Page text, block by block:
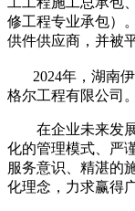
修工程专业承包）
供件供应商，并被
2024年，湖南伊
格尔工程有限公司。
在企业未来发展
化的管理模式、严
服务意识、精湛的
化理念，力求赢得